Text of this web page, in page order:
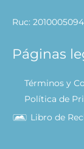
Ruc:
Páginas
Términos y
Política de
Libro de